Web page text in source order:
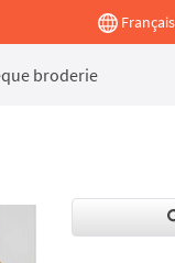
Français
broderie